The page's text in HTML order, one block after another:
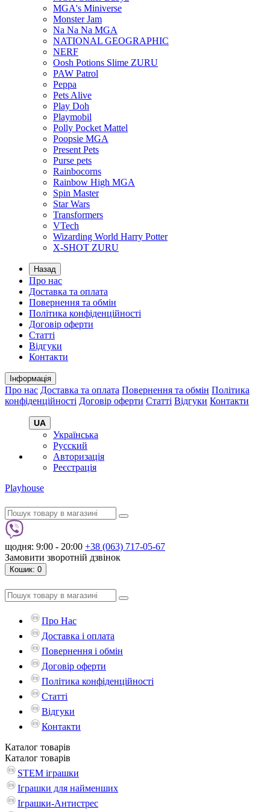
MGA's Miniverse
Monster Jam
Na Na Na MGA
NATIONAL GEOGRAPHIC
NERF
Oosh Potions Slime ZURU
PAW Patrol
Peppa
Pets Alive
Play Doh
Playmobil
Polly Pocket Mattel
Poopsie MGA
Present Pets
Purse pets
Rainbocorns
Rainbow High MGA
Spin Master
Star Wars
Transformers
VTech
Wizarding World Harry Potter
X-SHOT ZURU
Назад
Про нас
Доставка та оплата
Повернення та обмін
Політика конфіденційності
Договір оферти
Статті
Відгуки
Контакти
Інформація
Про нас Доставка та оплата Повернення та обмін Політика
конфіденційності Договір оферти Статті Відгуки Контакти
UA
Українська
Русский
Авторизація
Реєстрація
Playhouse
щодня: 9:00 - 20:00 +38 (063) 717-05-67
Замовити зворотній дзвінок
Кошик: 0
Про Нас
Доставка і оплата
Повернення і обмін
Договір оферти
Політика конфіденційності
Статті
Відгуки
Контакти
Каталог товарів
Каталог товарів
STEM іграшки
Іграшки для найменших
Іграшки-Антистрес